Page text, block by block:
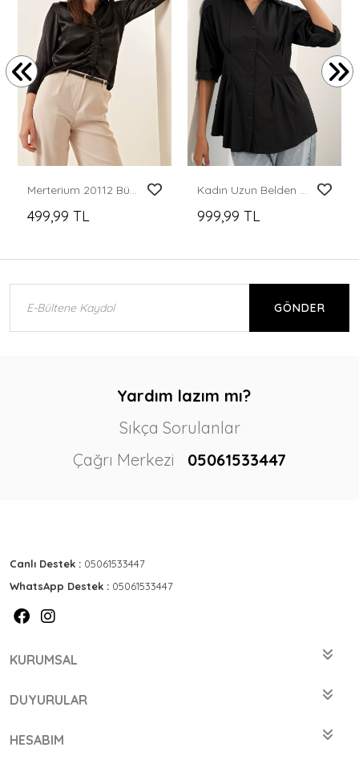
Merterium 20112 Büzgülü Saten Gömlek - Siyah
499,99 TL
Kadın Uzun Belden Oturtmalı Gömlek 20383 - Siyah
999,99 TL
GÖNDER
Yardım lazım mı?
Sıkça Sorulanlar
Çağrı Merkezi
05061533447
Canlı Destek : 05061533447
WhatsApp Destek : 05061533447
KURUMSAL
DUYURULAR
HESABIM